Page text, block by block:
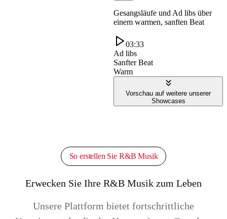
Gesangsläufe und Ad libs über
einem warmen, sanften Beat
03:33
Ad libs
Sanfter Beat
Warm
Vorschau auf weitere unserer
Showcases
So erstellen Sie R&B Musik
Erwecken Sie Ihre R&B Musik zum Leben
Unsere Plattform bietet fortschrittliche